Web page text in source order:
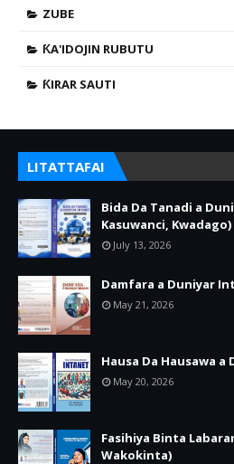
ZUBE
ƘA'IDOJIN RUBUTU
ƘIRAR SAUTI
LITATTAFAI
Bida Da Tanadi a
Kasuwanci, Kwadago)
July 13, 2026
Damfara a Duniyar
May 21, 2026
Hausa Da Hausawa
May 20, 2026
Fasihiya Binta
Wakokinta)